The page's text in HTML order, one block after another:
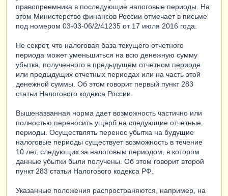
правопреемника в последующие налоговые периоды. На
этом Министерство финансов России отмечает в письме
под номером 03-03-06/2/41235 от 17 июля 2016 года.
Не секрет, что налоговая база текущего отчетного
периода может уменьшиться на всю денежную сумму
убытка, полученного в предыдущем отчетном периоде
или предыдущих отчетных периодах или на часть этой
денежной суммы. Об этом говорит первый пункт 283
статьи Налогового кодекса России.
Вышеназванная норма дает возможность частично или
полностью переносить ущерб на следующие отчетные
периоды. Осуществлять перенос убытка на будущие
налоговые периоды существует возможность в течение
10 лет, следующих за налоговым периодом, в котором
данные убытки были получены. Об этом говорит второй
пункт 283 статьи Налогового кодекса РФ.
Указанные положения распространяются, например, на